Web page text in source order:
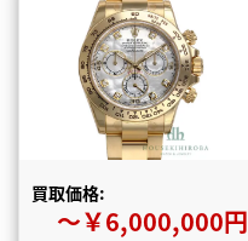
買取価格:
〜￥6,000,000円